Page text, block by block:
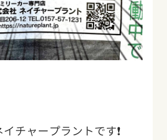
チャープラントです❗️